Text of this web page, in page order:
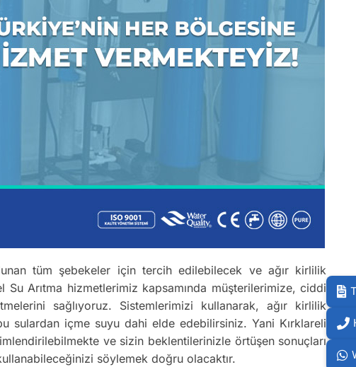
tüm şebekeler için tercih edilebilecek ve ağır kirlilik
Arıtma hizmetlerimiz kapsamında müşterilerimize, ciddi
sağlıyoruz. Sistemlerimizi kullanarak, ağır kirlilik
sulardan içme suyu dahi elde edebilirsiniz. Yani Kırklareli
ve sizin beklentilerinizle örtüşen sonuçları
söylemek doğru olacaktır.